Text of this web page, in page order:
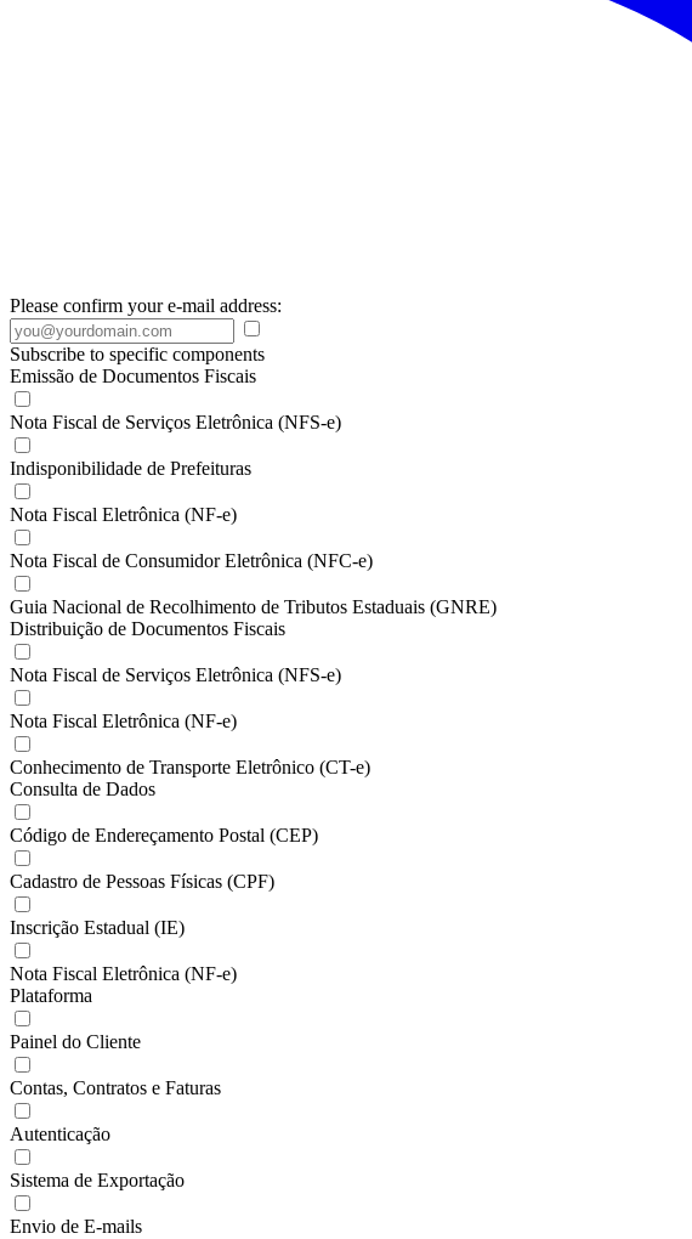
Please confirm your e-mail address:
Subscribe to specific components
Emissão de Documentos Fiscais
Nota Fiscal de Serviços Eletrônica (NFS-e)
Indisponibilidade de Prefeituras
Nota Fiscal Eletrônica (NF-e)
Nota Fiscal de Consumidor Eletrônica (NFC-e)
Guia Nacional de Recolhimento de Tributos Estaduais (GNRE)
Distribuição de Documentos Fiscais
Nota Fiscal de Serviços Eletrônica (NFS-e)
Nota Fiscal Eletrônica (NF-e)
Conhecimento de Transporte Eletrônico (CT-e)
Consulta de Dados
Código de Endereçamento Postal (CEP)
Cadastro de Pessoas Físicas (CPF)
Inscrição Estadual (IE)
Nota Fiscal Eletrônica (NF-e)
Plataforma
Painel do Cliente
Contas, Contratos e Faturas
Autenticação
Sistema de Exportação
Envio de E-mails